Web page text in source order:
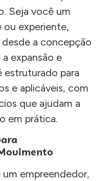
Seja você um
ou experiente,
a concepção
expansão e
estruturado para
e aplicáveis, com
que ajudam a
em prática.
empreendedor,